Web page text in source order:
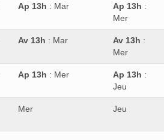
Ap 13h : Mar Ap 13h :
Mer
Av 13h : Mar Av 13h :
Mer
Ap 13h : Mer Ap 13h :
Jeu
Mer Jeu